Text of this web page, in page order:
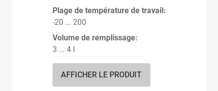
Plage de température de travail:
-20 ... 200
Volume de remplissage:
3 ... 4 l
AFFICHER LE PRODUIT